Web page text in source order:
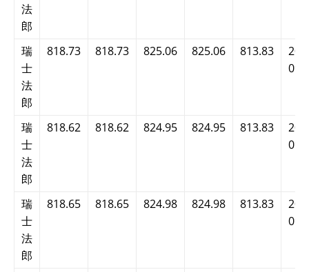
法
郎
瑞
士
法
郎
818.73 818.73 825.06 825.06 813.83
瑞
士
法
郎
818.62 818.62 824.95 824.95 813.83
瑞
士
法
郎
818.65 818.65 824.98 824.98 813.83